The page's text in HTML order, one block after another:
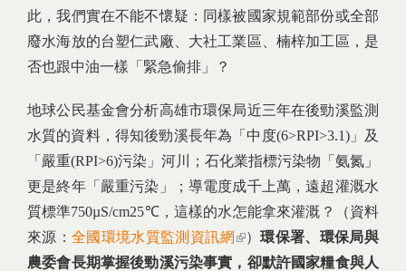
此，我們實在不能不懷疑：同樣被國家規範部份或全部
廢水海放的台塑仁武廠、大社工業區、楠梓加工區，是
否也跟中油一樣「緊急偷排」？
地球公民基金會分析高雄市環保局近三年在後勁溪監測
水質的資料，得知後勁溪長年為「中度(6>RPI>3.1)」及
「嚴重(RPI>6)污染」河川；石化業指標污染物「氨氮」
更是終年「嚴重污染」；導電度成千上萬，遠超灌溉水
質標準750µS/cm25℃，這樣的水怎能拿來灌溉？（資料
來源：全國環境水質監測資訊網 (link is external)
）環保署、環保局與
農委會長期掌握後勁溪污染事實，卻默許國家糧食與人